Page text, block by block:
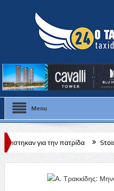
Menu
πατρίδα Stoiximan: